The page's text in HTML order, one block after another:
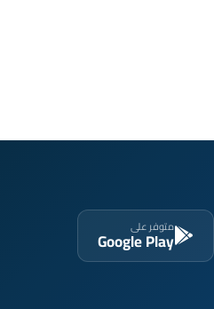
متوفر على
Google Play